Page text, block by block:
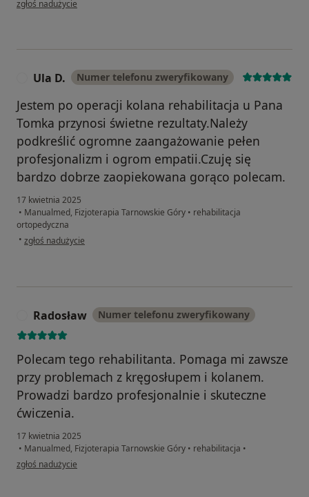
zgłoś nadużycie
Ula D. Numer telefonu zweryfikowany
Jestem po operacji kolana rehabilitacja u Pana
Tomka przynosi świetne rezultaty.Należy
podkreślić ogromne zaangażowanie pełen
profesjonalizm i ogrom empatii.Czuję się
bardzo dobrze zaopiekowana gorąco polecam.
17 kwietnia 2025
• Manualmed, Fizjoterapia Tarnowskie Góry • rehabilitacja
ortopedyczna
• w opinii użytkownika Ula D.
zgłoś nadużycie
Radosław Numer telefonu zweryfikowany
Polecam tego rehabilitanta. Pomaga mi zawsze
przy problemach z kręgosłupem i kolanem.
Prowadzi bardzo profesjonalnie i skuteczne
ćwiczenia.
17 kwietnia 2025
• Manualmed, Fizjoterapia Tarnowskie Góry • rehabilitacja •
w opinii użytkownika Radosław
zgłoś nadużycie